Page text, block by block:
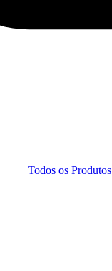
Todos os Produtos